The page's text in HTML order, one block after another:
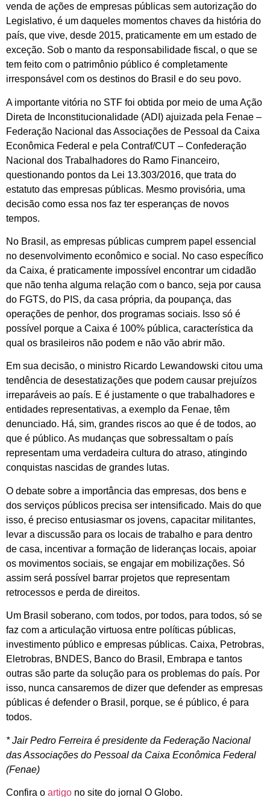
venda de ações de empresas públicas sem autorização do
Legislativo, é um daqueles momentos chaves da história do
país, que vive, desde 2015, praticamente em um estado de
exceção. Sob o manto da responsabilidade fiscal, o que se
tem feito com o patrimônio público é completamente
irresponsável com os destinos do Brasil e do seu povo.
A importante vitória no STF foi obtida por meio de uma Ação
Direta de Inconstitucionalidade (ADI) ajuizada pela Fenae –
Federação Nacional das Associações de Pessoal da Caixa
Econômica Federal e pela Contraf/CUT – Confederação
Nacional dos Trabalhadores do Ramo Financeiro,
questionando pontos da Lei 13.303/2016, que trata do
estatuto das empresas públicas. Mesmo provisória, uma
decisão como essa nos faz ter esperanças de novos
tempos.
No Brasil, as empresas públicas cumprem papel essencial
no desenvolvimento econômico e social. No caso específico
da Caixa, é praticamente impossível encontrar um cidadão
que não tenha alguma relação com o banco, seja por causa
do FGTS, do PIS, da casa própria, da poupança, das
operações de penhor, dos programas sociais. Isso só é
possível porque a Caixa é 100% pública, característica da
qual os brasileiros não podem e não vão abrir mão.
Em sua decisão, o ministro Ricardo Lewandowski citou uma
tendência de desestatizações que podem causar prejuízos
irreparáveis ao país. E é justamente o que trabalhadores e
entidades representativas, a exemplo da Fenae, têm
denunciado. Há, sim, grandes riscos ao que é de todos, ao
que é público. As mudanças que sobressaltam o país
representam uma verdadeira cultura do atraso, atingindo
conquistas nascidas de grandes lutas.
O debate sobre a importância das empresas, dos bens e
dos serviços públicos precisa ser intensificado. Mais do que
isso, é preciso entusiasmar os jovens, capacitar militantes,
levar a discussão para os locais de trabalho e para dentro
de casa, incentivar a formação de lideranças locais, apoiar
os movimentos sociais, se engajar em mobilizações. Só
assim será possível barrar projetos que representam
retrocessos e perda de direitos.
Um Brasil soberano, com todos, por todos, para todos, só se
faz com a articulação virtuosa entre políticas públicas,
investimento público e empresas públicas. Caixa, Petrobras,
Eletrobras, BNDES, Banco do Brasil, Embrapa e tantos
outras são parte da solução para os problemas do país. Por
isso, nunca cansaremos de dizer que defender as empresas
públicas é defender o Brasil, porque, se é público, é para
todos.
* Jair Pedro Ferreira é presidente da Federação Nacional
das Associações do Pessoal da Caixa Econômica Federal
(Fenae)
Confira o artigo no site do jornal O Globo.